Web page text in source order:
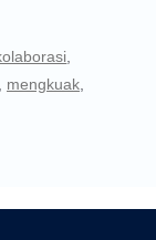
mengkuak